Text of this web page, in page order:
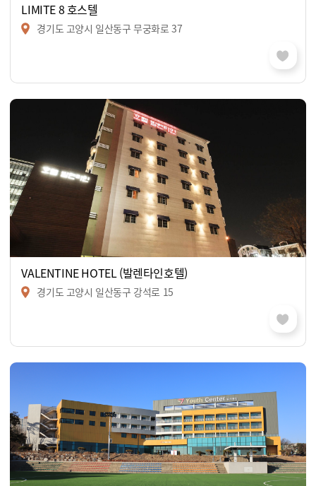
LIMITE 8 호스텔
경기도 고양시 일산동구 무궁화로 37
VALENTINE HOTEL (발렌타인호텔)
경기도 고양시 일산동구 강석로 15